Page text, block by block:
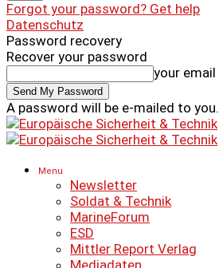
Forgot your password? Get help
Datenschutz
Password recovery
Recover your password
your email
A password will be e-mailed to you.
Menu
Newsletter
Soldat & Technik
MarineForum
ESD
Mittler Report Verlag
Mediadaten